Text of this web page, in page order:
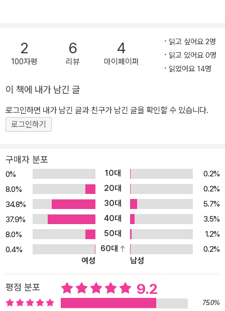
2
100자평
6
리뷰
4
마이페이퍼
읽고 싶어요 2명
읽고 있어요 0명
읽었어요 14명
이 책에 내가 남긴 글
로그인하면 내가 남긴 글과 친구가 남긴 글을 확인할 수 있습니다.
로그인하기
구매자 분포
0% 10대
0.2%
8.0%
20대
0.2%
34.8%
30대
5.7%
37.9%
40대
3.5%
8.0%
50대
1.2%
0.4%
60대
0.2%
여성
남성
평점 분포 9.2
75.0%